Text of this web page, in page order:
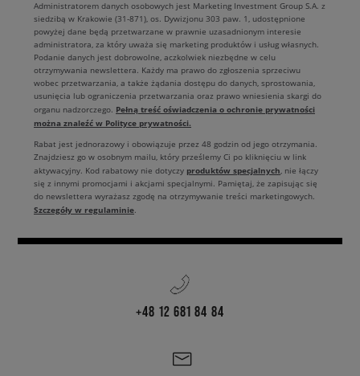
Administratorem danych osobowych jest Marketing Investment Group S.A. z
siedzibą w Krakowie (31-871), os. Dywizjonu 303 paw. 1, udostępnione
powyżej dane będą przetwarzane w prawnie uzasadnionym interesie
administratora, za który uważa się marketing produktów i usług własnych.
Podanie danych jest dobrowolne, aczkolwiek niezbędne w celu
otrzymywania newslettera. Każdy ma prawo do zgłoszenia sprzeciwu
wobec przetwarzania, a także żądania dostępu do danych, sprostowania,
usunięcia lub ograniczenia przetwarzania oraz prawo wniesienia skargi do
organu nadzorczego. Pełną treść oświadczenia o ochronie prywatności
można znaleźć w Polityce prywatności.
Rabat jest jednorazowy i obowiązuje przez 48 godzin od jego otrzymania.
Znajdziesz go w osobnym mailu, który prześlemy Ci po kliknięciu w link
aktywacyjny. Kod rabatowy nie dotyczy produktów specjalnych, nie łączy
się z innymi promocjami i akcjami specjalnymi. Pamiętaj, że zapisując się
do newslettera wyrażasz zgodę na otrzymywanie treści marketingowych.
Szczegóły w regulaminie.
+48 12 681 84 84